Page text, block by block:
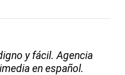
y fácil. Agencia
en español.